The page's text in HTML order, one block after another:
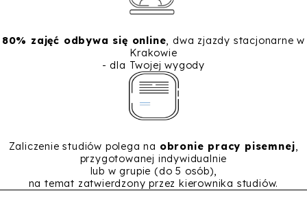
80% zajęć odbywa się online, dwa zjazdy stacjonarne w
Krakowie
- dla Twojej wygody
Zaliczenie studiów polega na obronie pracy pisemnej
przygotowanej indywidualnie
lub w grupie (do 5 osób),
na temat zatwierdzony przez kierownika studiów.